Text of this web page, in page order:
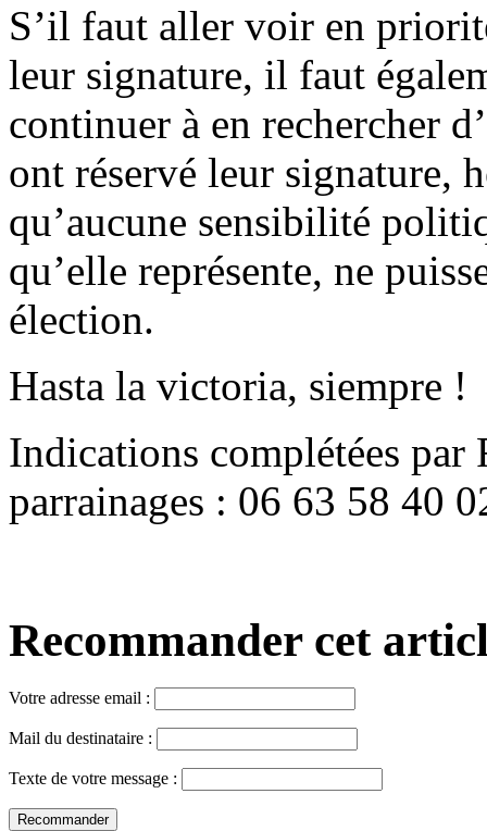
S’il faut aller voir en
leur signature, il faut
continuer à en rechercher
ont réservé leur signature,
qu’aucune sensibilité
qu’elle représente, ne
élection.
Hasta la victoria, siempre !
Indications complétées
parrainages : 06 63 58 40
Recommander cet
Votre adresse email :
Mail du destinataire :
Texte de votre message :